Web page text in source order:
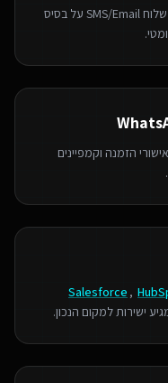
סנכרון רשימות תפוצה, טריגרים למשלוח SMS/Email על בסיס
הזמנה וקמפיינים
Salesforce ,
ישירות למקום הנכון.